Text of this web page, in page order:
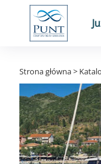
Strona główna>